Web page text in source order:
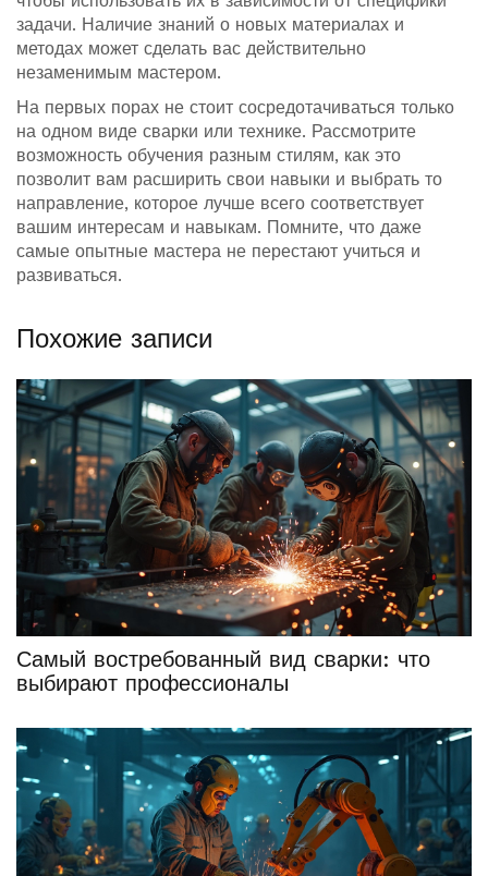
задачи. Наличие знаний о новых материалах и
методах может сделать вас действительно
незаменимым мастером.
На первых порах не стоит сосредотачиваться только
на одном виде сварки или технике. Рассмотрите
возможность обучения разным стилям, как это
позволит вам расширить свои навыки и выбрать то
направление, которое лучше всего соответствует
вашим интересам и навыкам. Помните, что даже
самые опытные мастера не перестают учиться и
развиваться.
Похожие записи
Самый востребованный вид сварки: что
выбирают профессионалы